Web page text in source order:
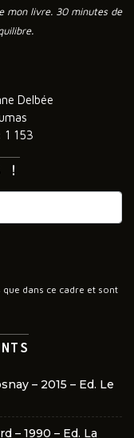
mon livre. 30 minutes de
Delbée
1 153
!
dans ce cadre et sont
– 2015 – Ed. Le
– 1990 – Ed. La